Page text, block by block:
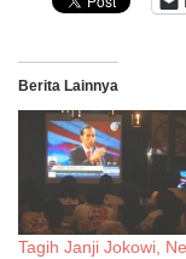
Berita Lainnya
Tagih Janji Jokowi,